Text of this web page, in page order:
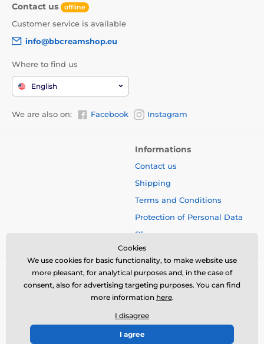
Contact us offline
Customer service is available
info@bbcreamshop.eu
Where to find us
English
We are also on: Facebook Instagram
Informations
Contact us
Shipping
Terms and Conditions
Protection of Personal Data
Blog
© 2026 www.bbcreamshop.eu ⦁ E-shop created by
Cookies
We use cookies for basic functionality, to make website use
more pleasant, for analytical purposes and, in the case of
consent, also for advertising targeting purposes. You can find
more information here.
I disagree
I agree